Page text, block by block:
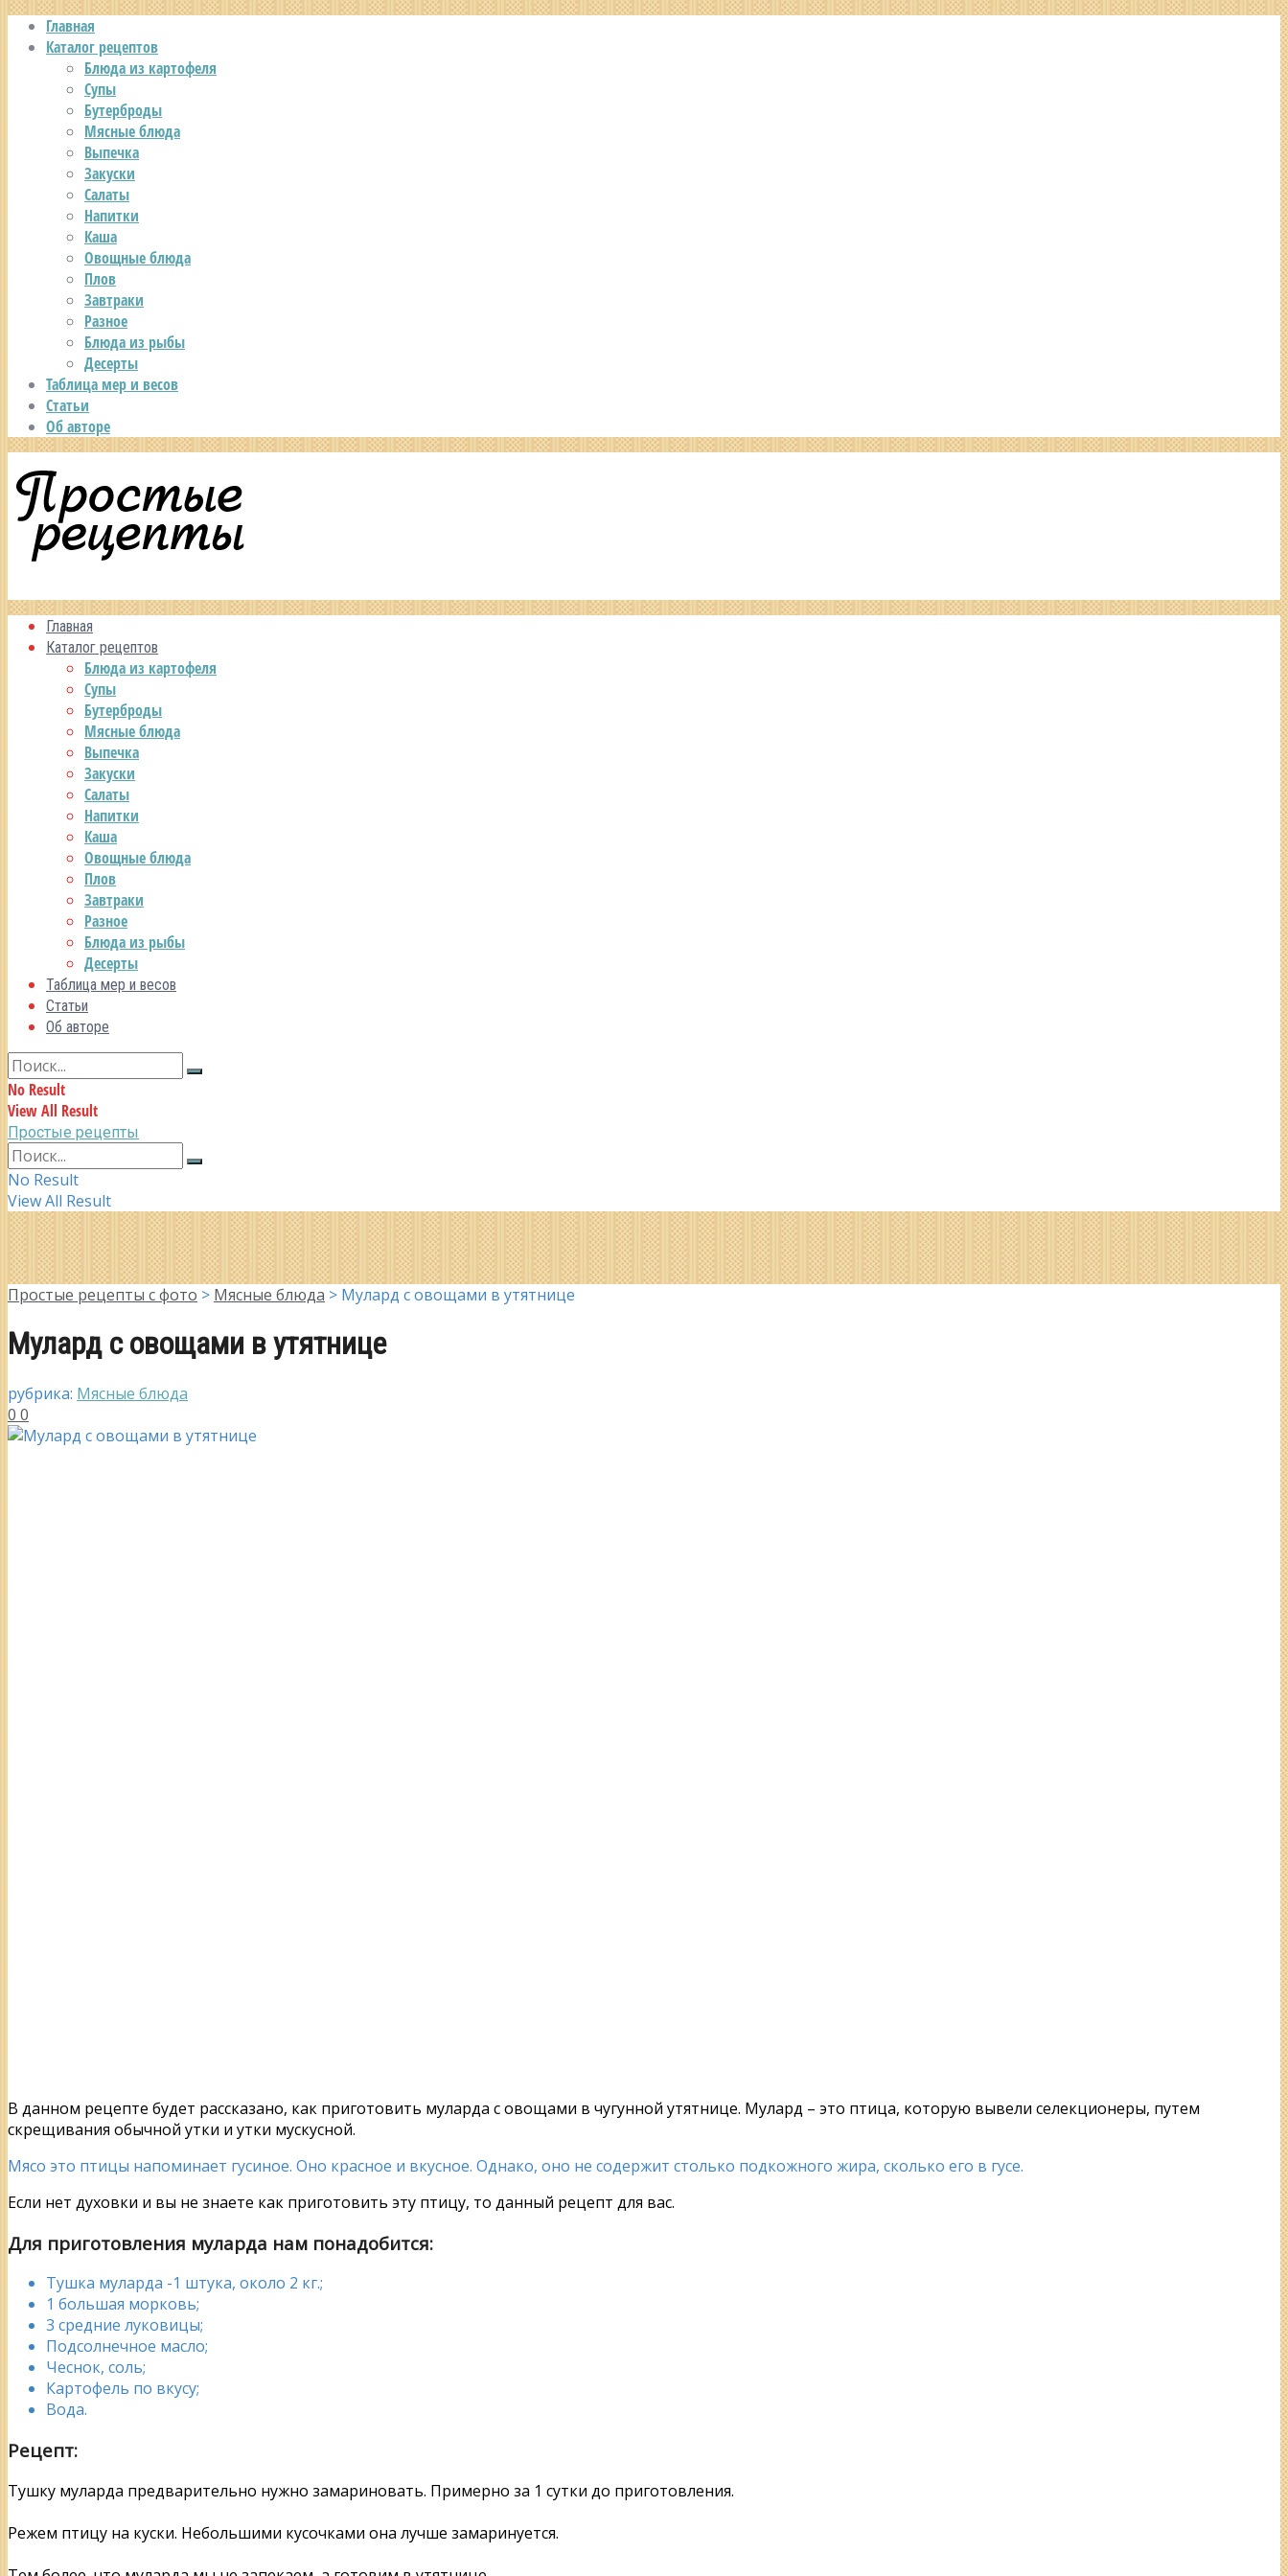
Главная
Каталог рецептов
Блюда из картофеля
Супы
Бутерброды
Мясные блюда
Выпечка
Закуски
Салаты
Напитки
Каша
Овощные блюда
Плов
Завтраки
Разное
Блюда из рыбы
Десерты
Таблица мер и весов
Статьи
Об авторе
Главная
Каталог рецептов
Блюда из картофеля
Супы
Бутерброды
Мясные блюда
Выпечка
Закуски
Салаты
Напитки
Каша
Овощные блюда
Плов
Завтраки
Разное
Блюда из рыбы
Десерты
Таблица мер и весов
Статьи
Об авторе
No Result
View All Result
Простые рецепты
No Result
View All Result
Простые рецепты с фото > Мясные блюда > Мулард с овощами в утятнице
Мулард с овощами в утятнице
рубрика: Мясные блюда
0 0
В данном рецепте будет рассказано, как приготовить муларда с овощами в чугунной утятнице. Мулард – это птица, которую вывели селекционеры, путем
скрещивания обычной утки и утки мускусной.
Мясо это птицы напоминает гусиное. Оно красное и вкусное. Однако, оно не содержит столько подкожного жира, сколько его в гусе.
Если нет духовки и вы не знаете как приготовить эту птицу, то данный рецепт для вас.
Для приготовления муларда нам понадобится:
Тушка муларда -1 штука, около 2 кг.;
1 большая морковь;
3 средние луковицы;
Подсолнечное масло;
Чеснок, соль;
Картофель по вкусу;
Вода.
Рецепт:
Тушку муларда предварительно нужно замариновать. Примерно за 1 сутки до приготовления.
Режем птицу на куски. Небольшими кусочками она лучше замаринуется.